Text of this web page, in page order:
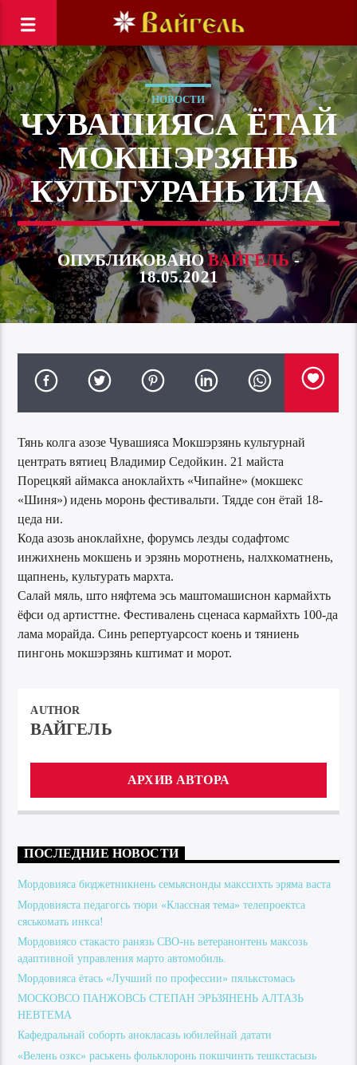
НОВОСТИ
ЧУВАШИЯСА ЁТАЙ
МОКШЭРЗЯНЬ
КУЛЬТУРАНЬ ИЛА
ОПУБЛИКОВАНОВАЙГЕЛЬ-
18.05.2021
Тянь колга азозе Чувашияса Мокшэрзянь культурнай
центрать вятиец Владимир Седойкин. 21 майста
Порецкяй аймакса аноклайхть «Чипайне» (мокшекс
«Шиня») идень моронь фестивальти. Тядде сон ётай 18-
цеда ни.
Кода азозь аноклайхне, форумсь лезды содафтомс
инжихнень мокшень и эрзянь моротнень, налхкоматнень,
щапнень, культурать мархта.
Салай мяль, што няфтема эсь маштомашиснон кармайхть
ёфси од артисттне. Фестивалень сценаса кармайхть 100-да
лама морайда. Синь репертуарсост коень и тяниень
пингонь мокшэрзянь кштимат и морот.
AUTHOR
ВАЙГЕЛЬ
АРХИВ АВТОРА
ПОСЛЕДНИЕ НОВОСТИ
Мордовияса бюджетникнень семьяснонды макссихть эряма васта
Мордовияста педагогсь тюри «Классная тема» телепроектса
сяськомать инкса!
Мордовиясо стакасто ранязь СВО-нь ветеранонтень максозь
адаптивной управления марто автомобиль.
Мордовияса ётась «Лучший по профессии» пялькстомась
МОСКОВСО ПАНЖОВСЬ СТЕПАН ЭРЬЗЯНЕНЬ АЛТАЗЬ
НЕВТЕМА
Кафедральнай соборть анокласазь юбилейнай датати
«Велень озкс» раськень фольклоронь покшчинть тешкстасызь